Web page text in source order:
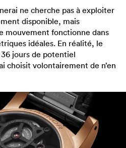
ne cherche pas à exploiter
disponible, mais
mouvement fonctionne dans
idéales. En réalité, le
jours de potentiel
choisit volontairement de n’en